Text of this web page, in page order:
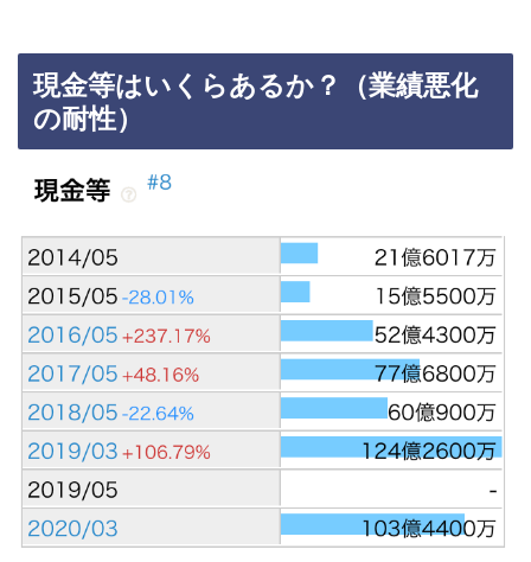
現金等はいくらあるか？（業績悪化
の耐性）